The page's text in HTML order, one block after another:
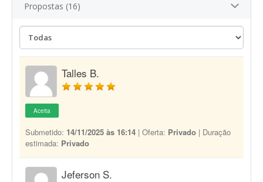
Propostas (16)
Talles B.
Aceita
Submetido: 14/11/2025 às 16:14 | Oferta: Privado | Duração
estimada: Privado
Jeferson S.